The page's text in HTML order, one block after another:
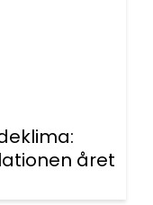
året